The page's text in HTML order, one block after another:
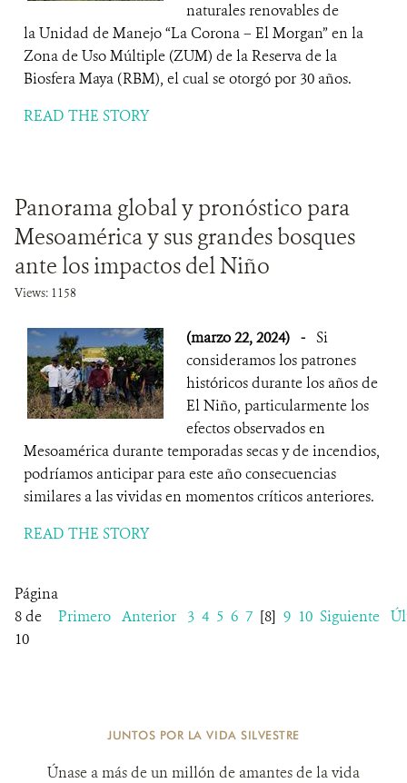
naturales renovables de
la Unidad de Manejo “La Corona – El Morgan” en la
Zona de Uso Múltiple (ZUM) de la Reserva de la
Biosfera Maya (RBM), el cual se otorgó por 30 años.
READ THE STORY
Panorama global y pronóstico para
Mesoamérica y sus grandes bosques
ante los impactos del Niño
Views: 1158
(marzo 22, 2024) - Si
consideramos los patrones
históricos durante los años de
El Niño, particularmente los
efectos observados en
Mesoamérica durante temporadas secas y de incendios,
podríamos anticipar para este año consecuencias
similares a las vividas en momentos críticos anteriores.
READ THE STORY
Página
8 de
10
Primero Anterior 3 4 5 6 7 [8] 9 10 Siguiente
JUNTOS POR LA VIDA SILVESTRE
Únase a más de un millón de amantes de la vida